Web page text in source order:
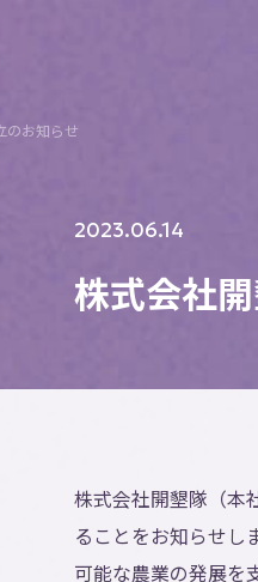
のお知らせ
2023.06.14
株式会社
株式会社開墾隊（本
ることをお知らせし
可能な農業の発展を